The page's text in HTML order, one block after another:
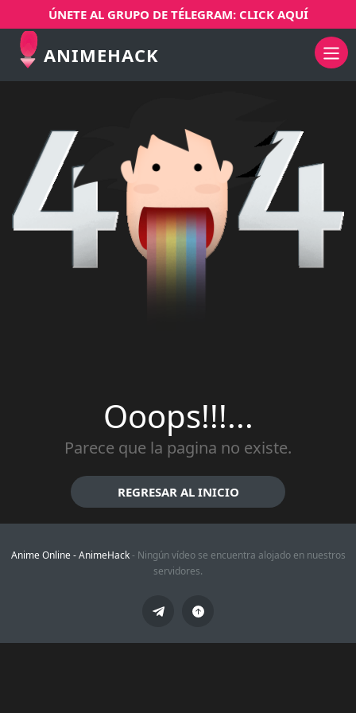
ÚNETE AL GRUPO DE TÉLEGRAM: CLICK AQUÍ
ANIMEHACK
Ooops!!!...
Parece que la pagina no existe.
REGRESAR AL INICIO
Anime Online -AnimeHack- Ningún vídeo se encuentra alojado en nuestros
servidores.